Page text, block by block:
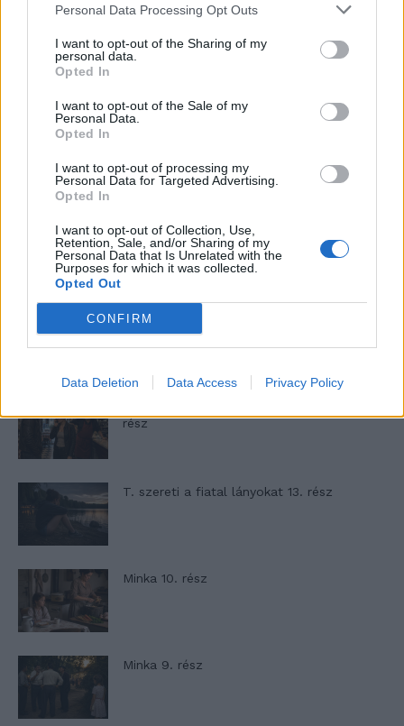
Personal Data Processing Opt Outs
I want to opt-out of the Sharing of my
personal data.
Opted In
I want to opt-out of the Sale of my
Personal Data.
Opted In
I want to opt-out of processing my
Personal Data for Targeted Advertising.
Opted In
I want to opt-out of Collection, Use,
Retention, Sale, and/or Sharing of my
Personal Data that Is Unrelated with the
Purposes for which it was collected.
Opted Out
CONFIRM
Data Deletion Data Access Privacy Policy
Panna és a szép szerelmek mítosza 3.
kihívásaihoz?
Altatógázos rablások Olaszországban
A kislány, akit nem védett meg senki –
Lyhanna története
rész
T. szereti a fiatal lányokat 13. rész
Minka 10. rész
Minka 9. rész